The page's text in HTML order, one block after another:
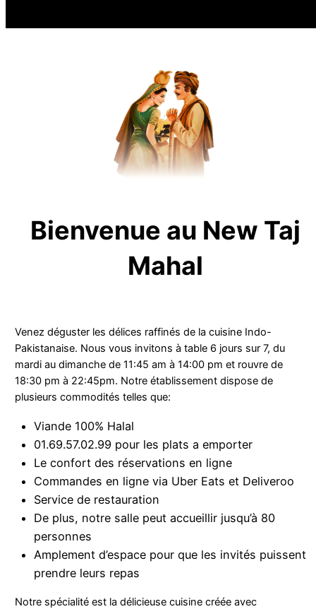
Bienvenue au New Taj
Mahal
Venez déguster les délices raffinés de la cuisine Indo-
Pakistanaise. Nous vous invitons à table 6 jours sur 7, du
mardi au dimanche de 11:45 am à 14:00 pm et rouvre de
18:30 pm à 22:45pm. Notre établissement dispose de
plusieurs commodités telles que:
Viande 100% Halal
01.69.57.02.99 pour les plats a emporter
Le confort des réservations en ligne
Commandes en ligne via Uber Eats et Deliveroo
Service de restauration
De plus, notre salle peut accueillir jusqu’à 80
personnes
Amplement d’espace pour que les invités puissent
prendre leurs repas
Notre spécialité est la délicieuse cuisine créée avec